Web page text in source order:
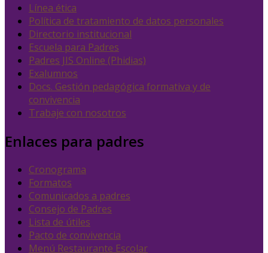
Línea ética
Política de tratamiento de datos personales
Directorio institucional
Escuela para Padres
Padres JIS Online (Phidias)
Exalumnos
Docs. Gestión pedagógica formativa y de
convivencia
Trabaje con nosotros
Enlaces para padres
Cronograma
Formatos
Comunicados a padres
Consejo de Padres
Lista de útiles
Pacto de convivencia
Menú Restaurante Escolar